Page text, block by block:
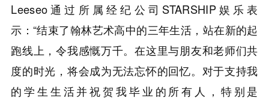
Leeseo通过所属经纪公司STARSHIP娱乐表
示：“结束了翰林艺术高中的三年生活，站在新的起
跑线上，令我感慨万千。在这里与朋友和老师们共
度的时光，将会成为无法忘怀的回忆。对于支持我
的学生生活并祝贺我毕业的所有人，特别是